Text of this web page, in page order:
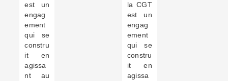
est un
engag
ement
qui se
constru
it en
agissa
nt au
la CGT
est un
engag
ement
qui se
constru
it en
agissa